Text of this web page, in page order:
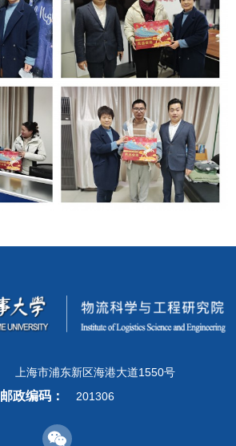
上海市浦东新区海港大道1550号
邮政编码： 201306